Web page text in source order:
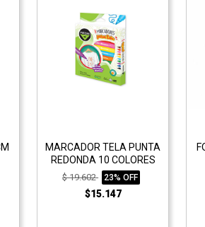
MARCADOR TELA PUNTA
REDONDA 10 COLORES
$ 19.602 23% OFF
$15.147